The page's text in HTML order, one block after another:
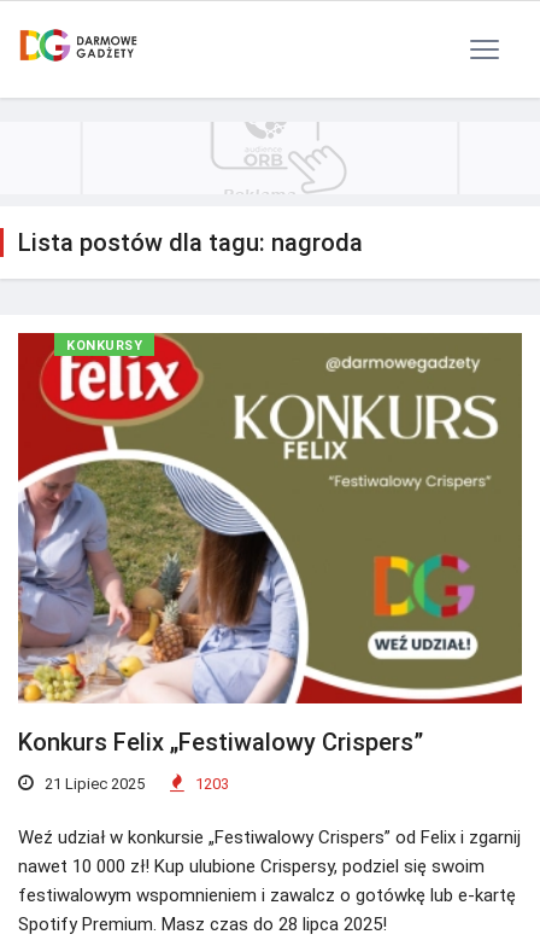
Lista postów dla tagu: nagroda
KONKURSY
Konkurs Felix „Festiwalowy Crispers”
21 Lipiec 2025 1203
Weź udział w konkursie „Festiwalowy Crispers” od Felix i zgarnij
nawet 10 000 zł! Kup ulubione Crispersy, podziel się swoim
festiwalowym wspomnieniem i zawalcz o gotówkę lub e-kartę
Spotify Premium. Masz czas do 28 lipca 2025!